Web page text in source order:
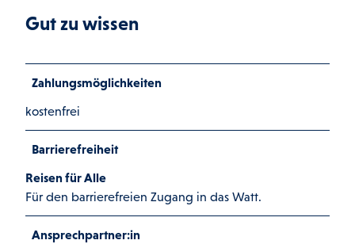
Gut zu wissen
Zahlungsmöglichkeiten
kostenfrei
Barrierefreiheit
Reisen für Alle
Für den barrierefreien Zugang in das Watt.
Ansprechpartner:in